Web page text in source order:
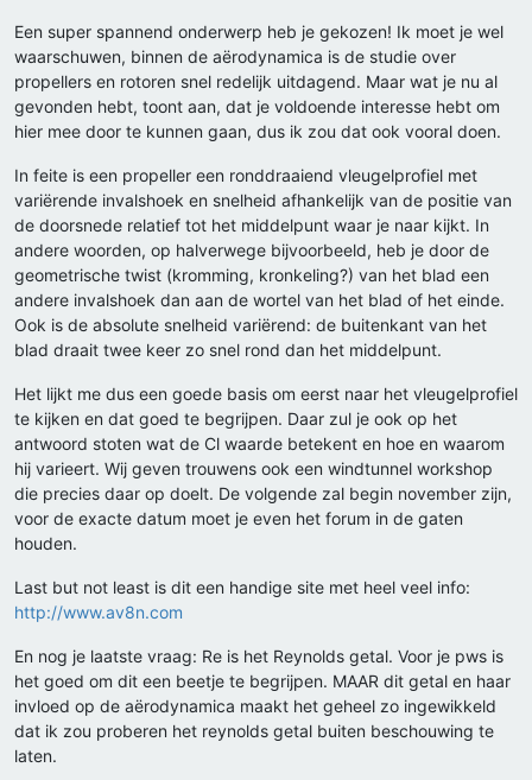
Een super spannend onderwerp heb je gekozen! Ik moet je wel
waarschuwen, binnen de aërodynamica is de studie over
propellers en rotoren snel redelijk uitdagend. Maar wat je nu al
gevonden hebt, toont aan, dat je voldoende interesse hebt om
hier mee door te kunnen gaan, dus ik zou dat ook vooral doen.
In feite is een propeller een ronddraaiend vleugelprofiel met
variërende invalshoek en snelheid afhankelijk van de positie van
de doorsnede relatief tot het middelpunt waar je naar kijkt. In
andere woorden, op halverwege bijvoorbeeld, heb je door de
geometrische twist (kromming, kronkeling?) van het blad een
andere invalshoek dan aan de wortel van het blad of het einde.
Ook is de absolute snelheid variërend: de buitenkant van het
blad draait twee keer zo snel rond dan het middelpunt.
Het lijkt me dus een goede basis om eerst naar het vleugelprofiel
te kijken en dat goed te begrijpen. Daar zul je ook op het
antwoord stoten wat de Cl waarde betekent en hoe en waarom
hij varieert. Wij geven trouwens ook een windtunnel workshop
die precies daar op doelt. De volgende zal begin november zijn,
voor de exacte datum moet je even het forum in de gaten
houden.
Last but not least is dit een handige site met heel veel info:
http://www.av8n.com
En nog je laatste vraag: Re is het Reynolds getal. Voor je pws is
het goed om dit een beetje te begrijpen. MAAR dit getal en haar
invloed op de aërodynamica maakt het geheel zo ingewikkeld
dat ik zou proberen het reynolds getal buiten beschouwing te
laten.